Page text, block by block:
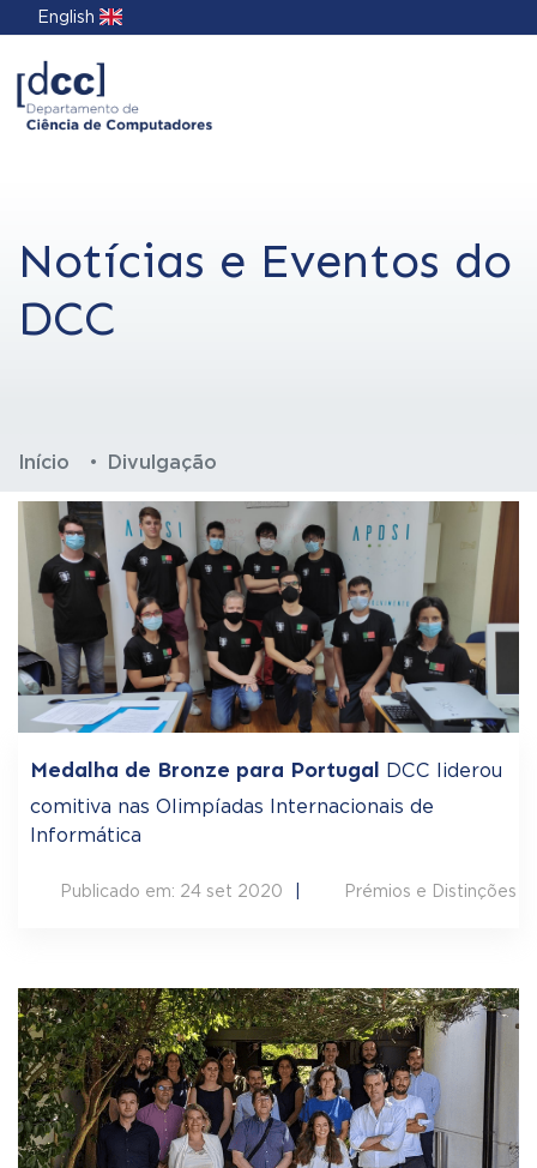
English
Notícias e Eventos do
DCC
Início Divulgação
Medalha de Bronze para Portugal DCC liderou
comitiva nas Olimpíadas Internacionais de
Informática
Publicado em: 24 set 2020 Prémios e Distinções